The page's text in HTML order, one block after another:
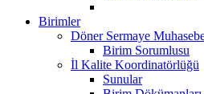
Birimler
Döner Sermaye
Birim Sorumlusu
İl Kalite Koordinatörlüğü
Sunular